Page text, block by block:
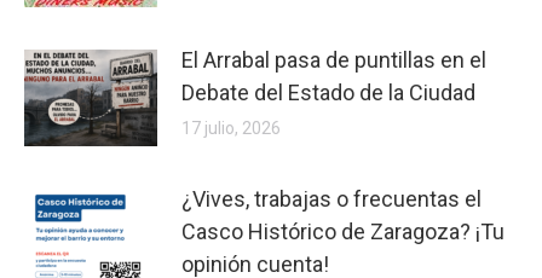
El Arrabal pasa de puntillas en el
Debate del Estado de la Ciudad
17 julio, 2026
¿Vives, trabajas o frecuentas el
Casco Histórico de Zaragoza? ¡Tu
opinión cuenta!